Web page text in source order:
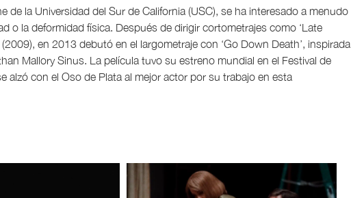
de la Universidad del Sur de California (USC), se ha interesado a menudo
o la deformidad física. Después de dirigir cortometrajes como ‘Late
en 2013 debutó en el largometraje con ‘Go Down Death’, inspirada
Mallory Sinus. La película tuvo su estreno mundial en el Festival de
alzó con el Oso de Plata al mejor actor por su trabajo en esta